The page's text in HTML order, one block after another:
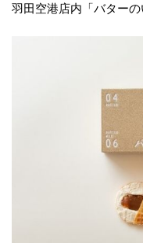
羽田空港店内「バターの